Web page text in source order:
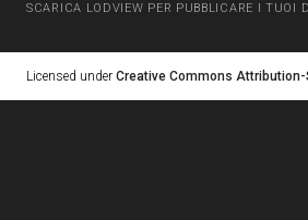
SCARICA LODVIEW PER PUBBLICARE I TUOI
Licensed under Creative Commons